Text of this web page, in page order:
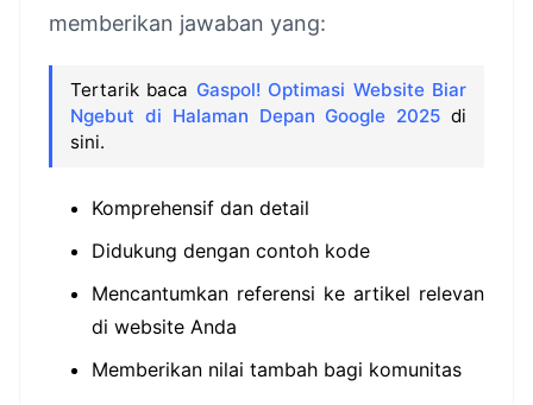
memberikan jawaban yang:
Tertarik baca Gaspol! Optimasi Website Biar
Ngebut di Halaman Depan Google 2025 di
sini.
Komprehensif dan detail
Didukung dengan contoh kode
Mencantumkan referensi ke artikel relevan
di website Anda
Memberikan nilai tambah bagi komunitas